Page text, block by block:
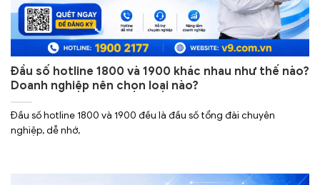
Đầu số hotline 1800 và 1900 khác nhau như thế nào?
Doanh nghiệp nên chọn loại nào?
Đầu số hotline 1800 và 1900 đều là đầu số tổng đài chuyên
nghiệp, dễ nhớ,